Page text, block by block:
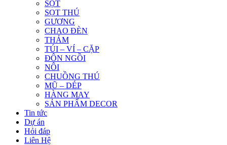
SỌT
SỌT THÚ
GƯƠNG
CHAO ĐÈN
THẢM
TÚI – VÍ – CẶP
ĐÔN NGỒI
NÔI
CHUỒNG THÚ
MŨ – DÉP
HÀNG MAY
SẢN PHẨM DECOR
Tin tức
Dự án
Hỏi đáp
Liên Hệ